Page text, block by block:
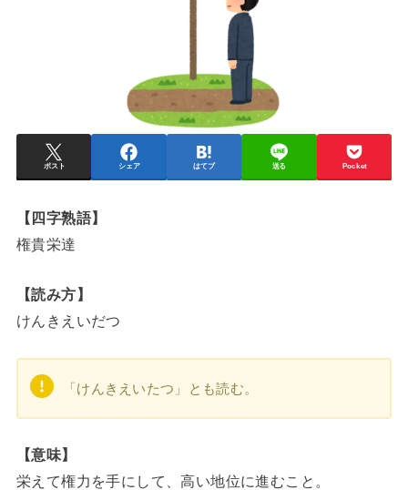
ポスト シェア はてブ 送る Pocket
【四字熟語】
権貴栄達
【読み方】
けんきえいだつ
「けんきえいたつ」とも読む。
【意味】
栄えて権力を手にして、高い地位に進むこと。